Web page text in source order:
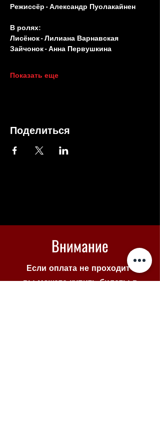
Режиссёр - Александр Пуолакайнен
В ролях:
Лисёнок - Лилиана Варнавская
Зайчонок - Анна Первушкина
Показать еще
Поделиться
Внимание
Если оплата не проходит -
вы можете купить билеты в